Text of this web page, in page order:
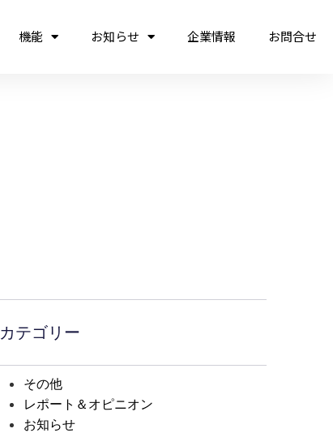
機能 お知らせ 企業情報 お問合せ
カテゴリー
その他
レポート＆オピニオン
お知らせ